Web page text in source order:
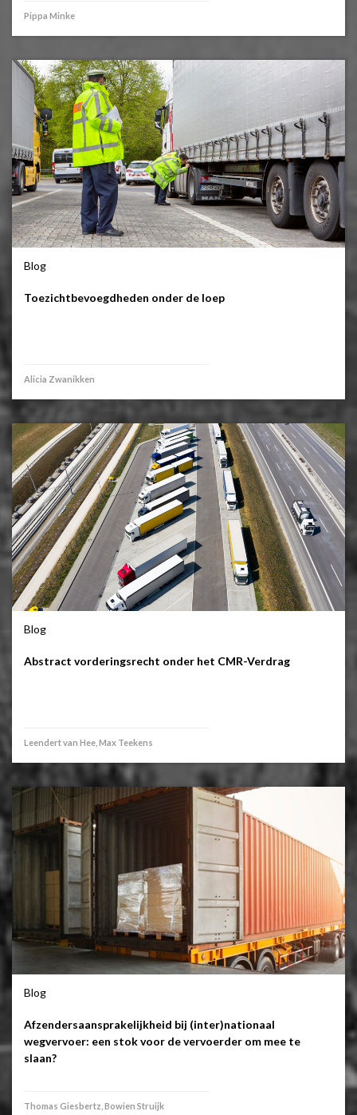
Pippa Minke
Blog
Toezichtbevoegdheden onder de loep
Alicia Zwanikken
Blog
Abstract vorderingsrecht onder het CMR-Verdrag
Leendert van Hee, Max Teekens
Blog
Afzendersaansprakelijkheid bij (inter)nationaal
wegvervoer: een stok voor de vervoerder om mee te
slaan?
Thomas Giesbertz, Bowien Struijk